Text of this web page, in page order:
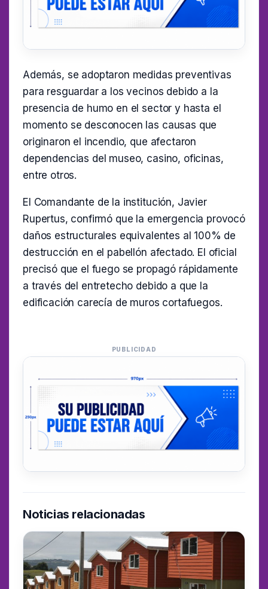
Además, se adoptaron medidas preventivas
para resguardar a los vecinos debido a la
presencia de humo en el sector y hasta el
momento se desconocen las causas que
originaron el incendio, que afectaron
dependencias del museo, casino, oficinas,
entre otros.
El Comandante de la institución, Javier
Rupertus, confirmó que la emergencia provocó
daños estructurales equivalentes al 100% de
destrucción en el pabellón afectado. El oficial
precisó que el fuego se propagó rápidamente
a través del entretecho debido a que la
edificación carecía de muros cortafuegos.
PUBLICIDAD
Noticias relacionadas